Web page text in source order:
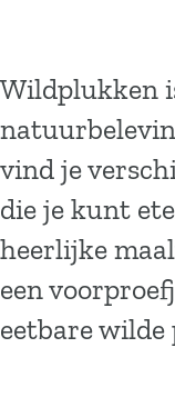
Wildplukken
vind je
die je kunt
heerlijke
een
eetbare wilde